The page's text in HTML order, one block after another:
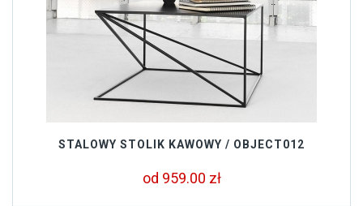
STALOWY STOLIK KAWOWY / OBJECT012
od 959.00 zł